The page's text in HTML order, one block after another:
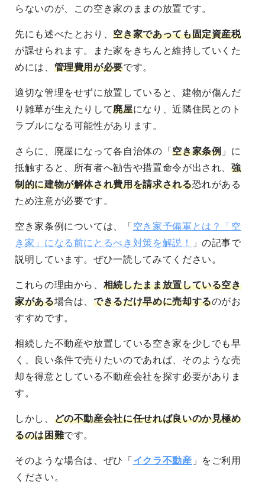
らないのが、この空き家のままの放置です。
先にも述べたとおり、空き家であっても固定資産税
が課せられます。また家をきちんと維持していくた
めには、 管理費用が必要です。
適切な管理をせずに放置していると、建物が傷んだ
り雑草が生えたりして廃屋になり、近隣住民とのト
ラブルになる可能性があります。
さらに、廃屋になって各自治体の「空き家条例 」に
抵触すると、
所有者へ勧告や措置命令が出され、強
制的に建物が解体され費用を請求される恐れがある
ため注意が必要です。
空き家条例については、「 空き家予備軍とは？「空
き家」になる前にとるべき対策を解説！
」の記事で
説明しています。ぜひ一読してみてください。
これらの理由から、 相続したまま放置している空き
家がある場合は、できるだけ早めに売却するのがお
すすめです。
相続した不動産や放置している空き家を少しでも早
く、良い条件で売りたいのであれば、そのような売
却を得意としている不動産会社を探す必要がありま
す。
しかし、 どの不動産会社に任せれば良いのか見極め
るのは困難です。
そのような場合は、ぜひ「 イクラ不動産 」をご利用
ください。